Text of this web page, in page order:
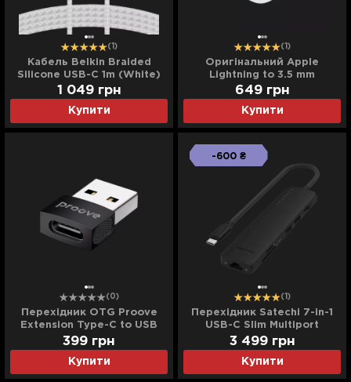
(1)
Кабель Belkin Braided
Silicone USB-C 1m (White)
Купити
1 049 грн
(1)
Оригінальний Apple
Lightning to 3.5 mm
Headphone Jack Adapter
(MMX62)
Купити
649 грн
(0)
Перехідник OTG Proove
Extension Type-C to USB
(Black)
Купити
399 грн
-600 ₴
(1)
Перехідник Satechi 7-in-1
USB-C Slim Multiport
Adapter 4K with Ethernet
(Black)
Купити
3 499 грн